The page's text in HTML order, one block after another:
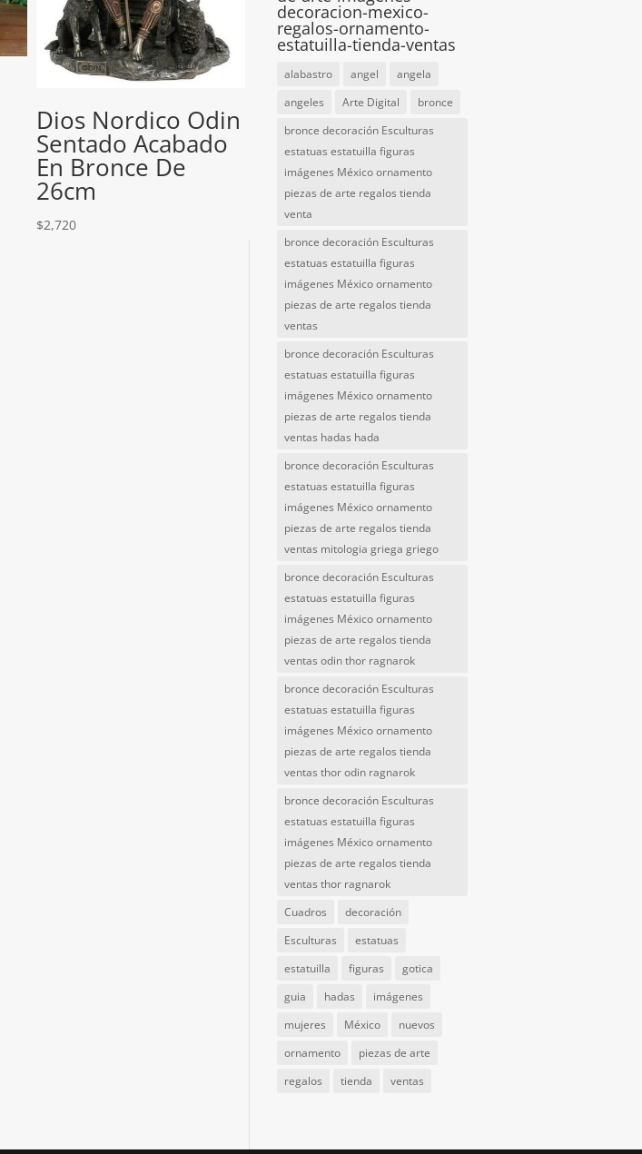
Dios Nordico Odin
Sentado Acabado
En Bronce De
26cm
$2,720
decoracion-mexico-
regalos-ornamento-
estatuilla-tienda-ventas
alabastro angel
angela
angeles
Arte Digital
bronce
bronce decoración Esculturas
estatuas estatuilla figuras
imágenes México ornamento
piezas de arte regalos tienda
venta
bronce decoración Esculturas
estatuas estatuilla figuras
imágenes México ornamento
piezas de arte regalos tienda
ventas
bronce decoración Esculturas
estatuas estatuilla figuras
imágenes México ornamento
piezas de arte regalos tienda
ventas hadas hada
bronce decoración Esculturas
estatuas estatuilla figuras
imágenes México ornamento
piezas de arte regalos tienda
ventas mitologia griega griego
bronce decoración Esculturas
estatuas estatuilla figuras
imágenes México ornamento
piezas de arte regalos tienda
ventas odin thor ragnarok
bronce decoración Esculturas
estatuas estatuilla figuras
imágenes México ornamento
piezas de arte regalos tienda
ventas thor odin ragnarok
bronce decoración Esculturas
estatuas estatuilla figuras
imágenes México ornamento
piezas de arte regalos tienda
ventas thor ragnarok
Cuadros
decoración
Esculturas
estatuas
estatuilla
figuras
gotica
guia
hadas
imágenes
mujeres
México
nuevos
ornamento
piezas de arte
regalos
tienda ventas